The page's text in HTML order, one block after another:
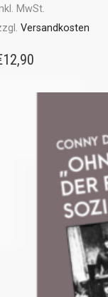
MwSt.
Versandkosten
12,90